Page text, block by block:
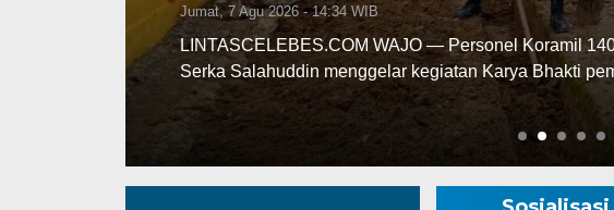
Jumat, 7 Agu 2026 - 13:24 WIB
LINTASCELEBES.COM MAKASSAR — Badan
mencatat kinerja pendapatan daerah pada triwulan II…